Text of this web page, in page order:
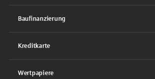
Baufinanzierung
Kreditkarte
Wertpapiere